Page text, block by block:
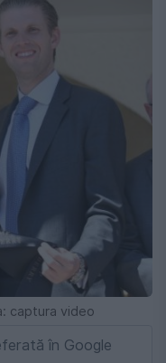
captura video
în Google